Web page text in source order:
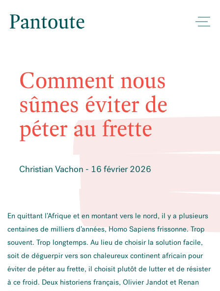
Comment nous
sûmes éviter de
péter au frette
Christian Vachon - 16 février 2026
En quittant l’Afrique et en montant vers le nord, il y a plusieurs
centaines de milliers d’années, Homo Sapiens frissonne. Trop
souvent. Trop longtemps. Au lieu de choisir la solution facile,
soit de déguerpir vers son chaleureux continent africain pour
éviter de péter au frette, il choisit plutôt de lutter et de résister
à ce froid. Deux historiens français, Olivier Jandot et Renan